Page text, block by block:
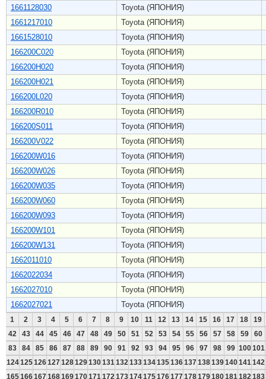
1661128030
Toyota (ЯПОНИЯ)
1661217010
Toyota (ЯПОНИЯ)
1661528010
Toyota (ЯПОНИЯ)
166200C020
Toyota (ЯПОНИЯ)
166200H020
Toyota (ЯПОНИЯ)
166200H021
Toyota (ЯПОНИЯ)
166200L020
Toyota (ЯПОНИЯ)
166200R010
Toyota (ЯПОНИЯ)
166200S011
Toyota (ЯПОНИЯ)
166200V022
Toyota (ЯПОНИЯ)
166200W016
Toyota (ЯПОНИЯ)
166200W026
Toyota (ЯПОНИЯ)
166200W035
Toyota (ЯПОНИЯ)
166200W060
Toyota (ЯПОНИЯ)
166200W093
Toyota (ЯПОНИЯ)
166200W101
Toyota (ЯПОНИЯ)
166200W131
Toyota (ЯПОНИЯ)
1662011010
Toyota (ЯПОНИЯ)
1662022034
Toyota (ЯПОНИЯ)
1662027010
Toyota (ЯПОНИЯ)
1662027021
Toyota (ЯПОНИЯ)
1 2 3 4 5 6 7 8 9 10 11 12 13 14 15 16 17 18
19
42
43 44 45 46 47 48 49 50 51 52 53 54 55 56 57 58 59
60
83
84 85 86 87 88 89 90 91 92 93 94 95 96 97 98 99 100101
124125126127128129130131 132 133134135136137138139140141 142
165166167168169170171 172 173174175176177178179180181 182 183